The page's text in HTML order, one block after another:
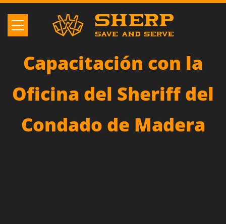
Capacitación con la
Oficina del Sheriff del
Condado de Madera